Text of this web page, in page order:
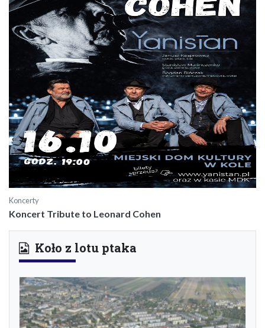
Koncerty
Koncert Tribute to Leonard Cohen
Koło z lotu ptaka